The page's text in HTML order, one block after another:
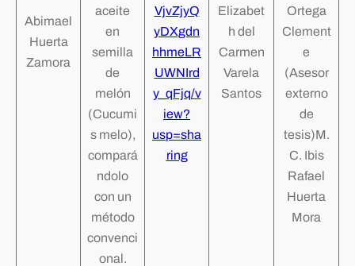
Abimael
Huerta
Zamora
aceite
en
semilla
de
melón
(Cucumi
s melo),
compará
ndolo
con un
método
convenci
onal.
VjvZjyQ
yDXgdn
hhmeLR
UWNIrd
y_qFjq/v
iew?
usp=sha
ring
Elizabet
h del
Carmen
Varela
Santos
Ortega
Clement
e
(Asesor
externo
de
tesis)M.
C. Ibis
Rafael
Huerta
Mora